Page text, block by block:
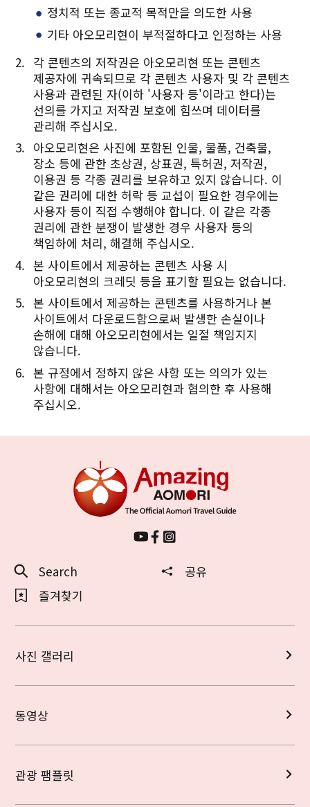
정치적 또는 종교적 목적만을 의도한 사용
기타 아오모리현이 부적절하다고 인정하는 사용
각 콘텐츠의 저작권은 아오모리현 또는 콘텐츠
제공자에 귀속되므로 각 콘텐츠 사용자 및 각 콘텐츠
사용과 관련된 자(이하 '사용자 등'이라고 한다)는
선의를 가지고 저작권 보호에 힘쓰며 데이터를
관리해 주십시오.
아오모리현은 사진에 포함된 인물, 물품, 건축물,
장소 등에 관한 초상권, 상표권, 특허권, 저작권,
이용권 등 각종 권리를 보유하고 있지 않습니다. 이
같은 권리에 대한 허락 등 교섭이 필요한 경우에는
사용자 등이 직접 수행해야 합니다. 이 같은 각종
권리에 관한 분쟁이 발생한 경우 사용자 등의
책임하에 처리, 해결해 주십시오.
본 사이트에서 제공하는 콘텐츠 사용 시
아오모리현의 크레딧 등을 표기할 필요는 없습니다.
본 사이트에서 제공하는 콘텐츠를 사용하거나 본
사이트에서 다운로드함으로써 발생한 손실이나
손해에 대해 아오모리현에서는 일절 책임지지
않습니다.
본 규정에서 정하지 않은 사항 또는 의의가 있는
사항에 대해서는 아오모리현과 협의한 후 사용해
주십시오.
Search
공유
즐겨찾기
사진 갤러리
동영상
관광 팸플릿